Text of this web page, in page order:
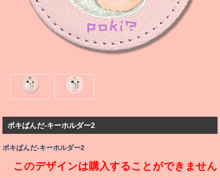
ポキぱんだ-キーホルダー2
ポキぱんだ-キーホルダー2
このデザインは購入することができません